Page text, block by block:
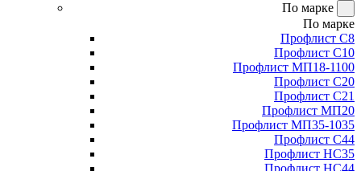
По марке
По марке
Профлист С8
Профлист С10
Профлист МП18-1100
Профлист С20
Профлист С21
Профлист МП20
Профлист МП35-1035
Профлист С44
Профлист НС35
Профлист НС44